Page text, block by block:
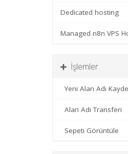
Dedicated hosting
Managed n8n VPS
İşlemler
Yeni Alan Adı
Alan Adı Transferi
Sepeti Görüntüle